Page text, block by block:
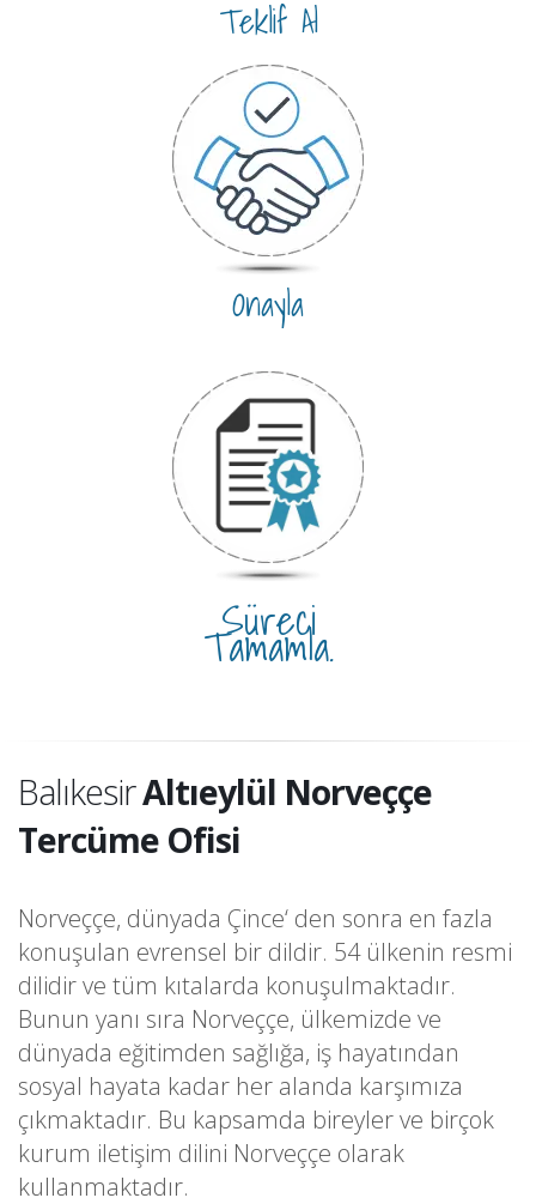
Teklif Al
Onayla
Süreci
Tamamla.
BalıkesirAltıeylül Norveççe
Tercüme Ofisi
Norveççe, dünyada Çince‘ den sonra en fazla
konuşulan evrensel bir dildir. 54 ülkenin resmi
dilidir ve tüm kıtalarda konuşulmaktadır.
Bunun yanı sıra Norveççe, ülkemizde ve
dünyada eğitimden sağlığa, iş hayatından
sosyal hayata kadar her alanda karşımıza
çıkmaktadır. Bu kapsamda bireyler ve birçok
kurum iletişim dilini Norveççe olarak
kullanmaktadır.